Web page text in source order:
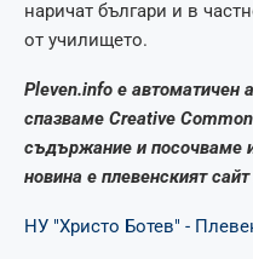
наричат българи и в
от училището.
Pleven.info е автоматичен
спазваме Creative
съдържание и посочваме
новина е плевенският
НУ "Христо Ботев" -